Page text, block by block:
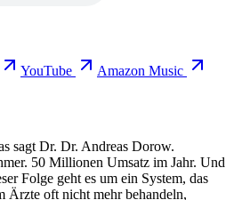
YouTube Amazon Music
sagt Dr. Dr. Andreas Dorow.
50 Millionen Umsatz im Jahr. Und
Folge geht es um ein System, das
Ärzte oft nicht mehr behandeln,